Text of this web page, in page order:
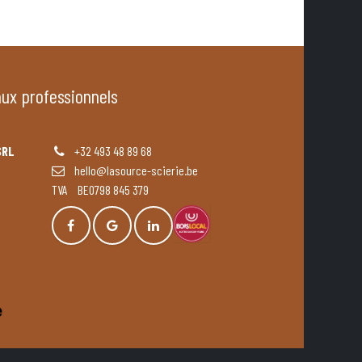
professionnels
+32 493 48 89 68
hello@lasource-scierie.be
TVA BE0798 845 379